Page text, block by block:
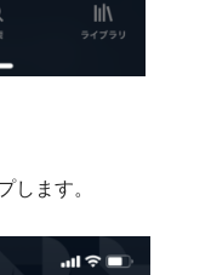
します。